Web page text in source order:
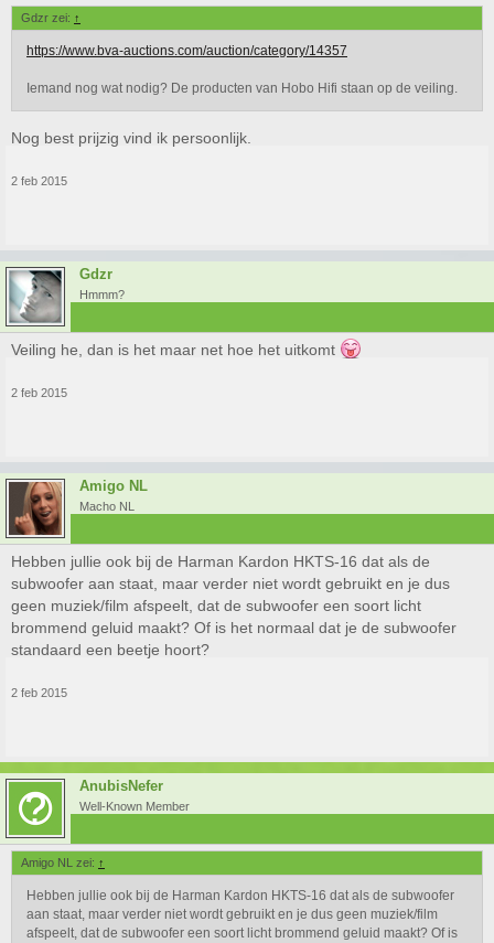
Gdzr zei: ↑
https://www.bva-auctions.com/auction/category/14357
Iemand nog wat nodig? De producten van Hobo Hifi staan op de veiling.
Nog best prijzig vind ik persoonlijk.
2 feb 2015
Gdzr
Hmmm?
Veiling he, dan is het maar net hoe het uitkomt
2 feb 2015
Amigo NL
Macho NL
Hebben jullie ook bij de Harman Kardon HKTS-16 dat als de
subwoofer aan staat, maar verder niet wordt gebruikt en je dus
geen muziek/film afspeelt, dat de subwoofer een soort licht
brommend geluid maakt? Of is het normaal dat je de subwoofer
standaard een beetje hoort?
2 feb 2015
AnubisNefer
Well-Known Member
Amigo NL zei: ↑
Hebben jullie ook bij de Harman Kardon HKTS-16 dat als de subwoofer
aan staat, maar verder niet wordt gebruikt en je dus geen muziek/film
afspeelt, dat de subwoofer een soort licht brommend geluid maakt? Of is